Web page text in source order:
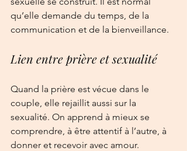
qu’elle demande du temps, de la
communication et de la bienveillance.
Lien entre prière et sexualité
Quand la prière est vécue dans le
couple, elle rejaillit aussi sur la
sexualité. On apprend à mieux se
comprendre, à être attentif à l’autre, à
donner et recevoir avec amour.